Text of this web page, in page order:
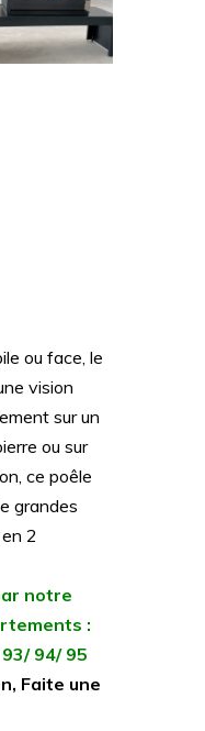
ou face, le
vision
sur un
ou sur
ce poêle
grandes
2
notre
:
94/ 95
Faite une